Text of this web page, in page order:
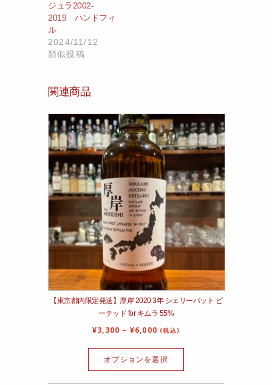
ジュラ2002‐
2019 ハンドフィ
ル
2024/11/12
類似投稿
関連商品
【東京都内限定発送】厚岸 2020 3年 シェリーバット ピ
ーテッド for キムラ 55%
¥3,300 – ¥6,000 (税込)
オプションを選択